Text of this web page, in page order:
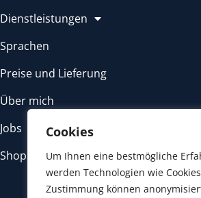
Cookies
Um Ihnen eine bestmögliche
werden Technologien wie
Zustimmung können
Dienstleistungen
Sprachen
Preise und Lieferung
Über mich
Jobs
Shop